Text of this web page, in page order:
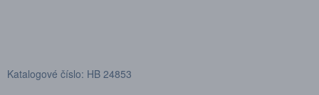
Katalogové číslo: HB 24853